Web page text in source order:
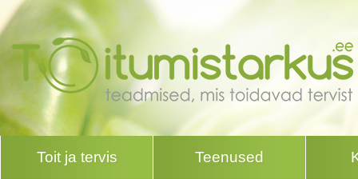
Toit ja tervis Teenused